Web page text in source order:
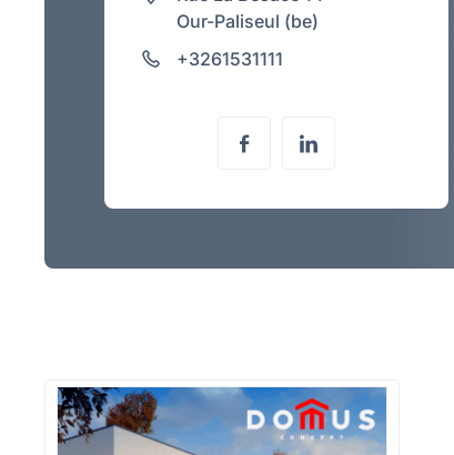
Our-Paliseul (be)
+3261531111